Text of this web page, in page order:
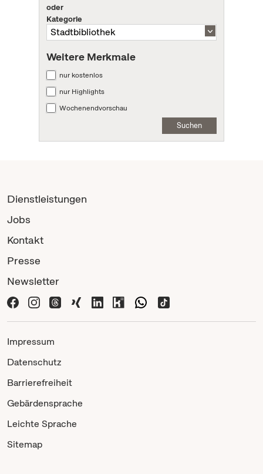
oder
Kategorie
Weitere Merkmale
nur kostenlos
nur Highlights
Wochenendvorschau
Suchen
Dienstleistungen
Jobs
Kontakt
Presse
Newsletter
Impressum
Datenschutz
Barrierefreiheit
Gebärdensprache
Leichte Sprache
Sitemap